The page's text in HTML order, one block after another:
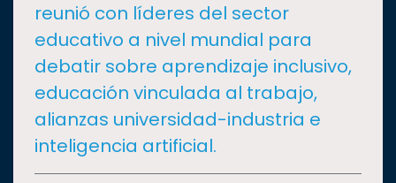
I+D+IEXPERTOS
SALUD
SUSTENTABILIDAD
reunió con líderes del sector
educativo a nivel mundial para
debatir sobre aprendizaje inclusivo,
educación vinculada al trabajo,
alianzas universidad-industria e
inteligencia artificial.